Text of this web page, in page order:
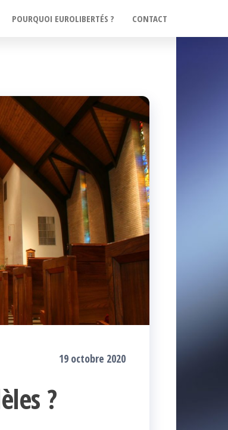
POURQUOI EUROLIBERTÉS ? CONTACT
19 octobre 2020
?